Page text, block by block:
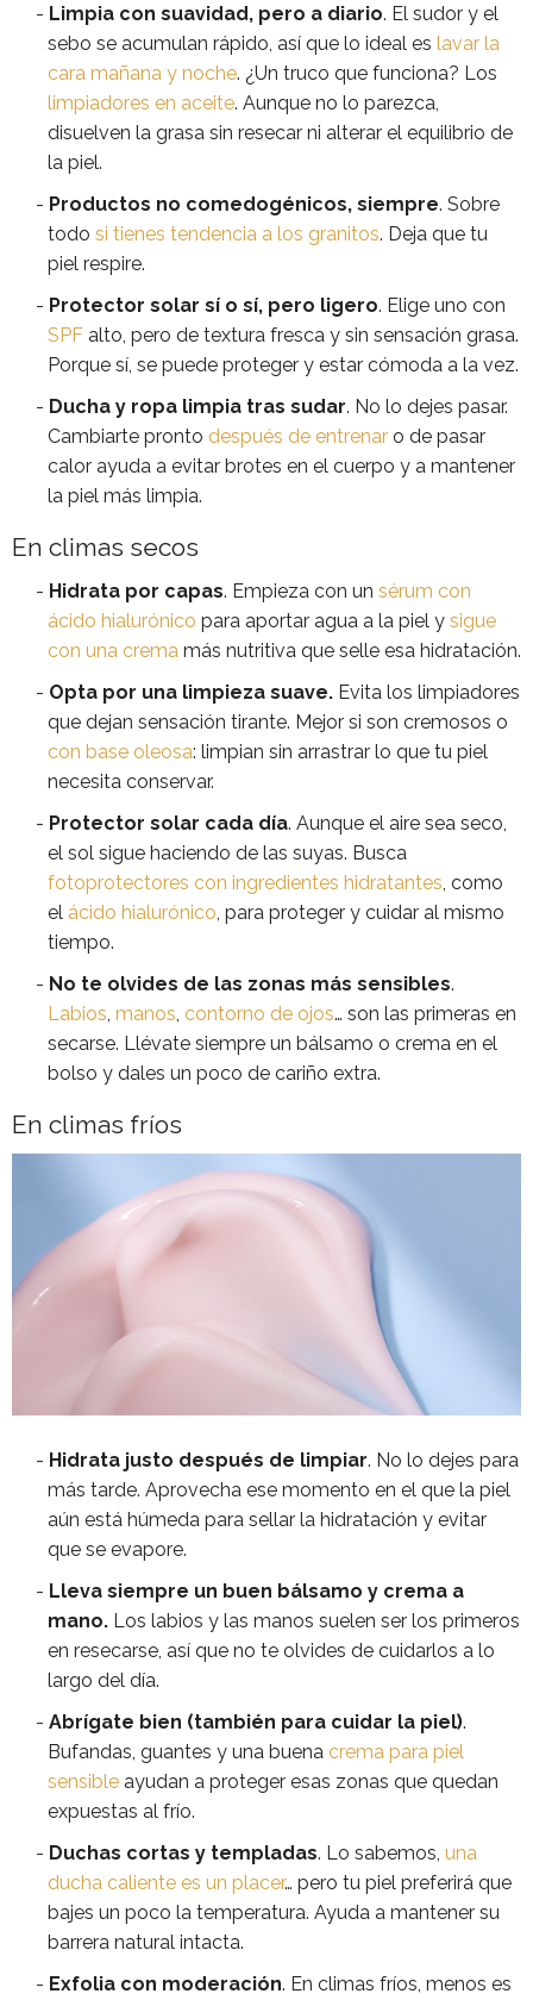
Limpia con suavidad, pero a diario. El sudor y el
sebo se acumulan rápido, así que lo ideal es lavar la
cara mañana y noche. ¿Un truco que funciona? Los
limpiadores en aceite. Aunque no lo parezca,
disuelven la grasa sin resecar ni alterar el equilibrio de
la piel.
Productos no comedogénicos, siempre. Sobre
todo si tienes tendencia a los granitos. Deja que tu
piel respire.
Protector solar sí o sí, pero ligero. Elige uno con
SPF alto, pero de textura fresca y sin sensación grasa.
Porque sí, se puede proteger y estar cómoda a la vez.
Ducha y ropa limpia tras sudar. No lo dejes pasar.
Cambiarte pronto después de entrenar o de pasar
calor ayuda a evitar brotes en el cuerpo y a mantener
la piel más limpia.
En climas secos
Hidrata por capas. Empieza con un sérum con
ácido hialurónico para aportar agua a la piel y sigue
con una crema más nutritiva que selle esa hidratación.
Opta por una limpieza suave. Evita los limpiadores
que dejan sensación tirante. Mejor si son cremosos o
con base oleosa: limpian sin arrastrar lo que tu piel
necesita conservar.
Protector solar cada día. Aunque el aire sea seco,
el sol sigue haciendo de las suyas. Busca
fotoprotectores con ingredientes hidratantes , como
el ácido hialurónico , para proteger y cuidar al mismo
tiempo.
No te olvides de las zonas más sensibles.
Labios manos contorno de ojos… son las primeras en
secarse. Llévate siempre un bálsamo o crema en el
bolso y dales un poco de cariño extra.
En climas fríos
Hidrata justo después de limpiar. No lo dejes para
más tarde. Aprovecha ese momento en el que la piel
aún está húmeda para sellar la hidratación y evitar
que se evapore.
Lleva siempre un buen bálsamo y crema a
mano. Los labios y las manos suelen ser los primeros
en resecarse, así que no te olvides de cuidarlos a lo
largo del día.
Abrígate bien (también para cuidar la piel).
Bufandas, guantes y una buena crema para piel
sensible ayudan a proteger esas zonas que quedan
expuestas al frío.
Duchas cortas y templadas. Lo sabemos, una
ducha caliente es un placer… pero tu piel preferirá que
bajes un poco la temperatura. Ayuda a mantener su
barrera natural intacta.
Exfolia con moderación. En climas fríos, menos es